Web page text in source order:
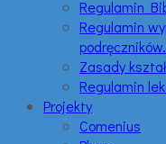
Regulamin
Regulamin
Zasady
Regulamin
Projekty
Comenius